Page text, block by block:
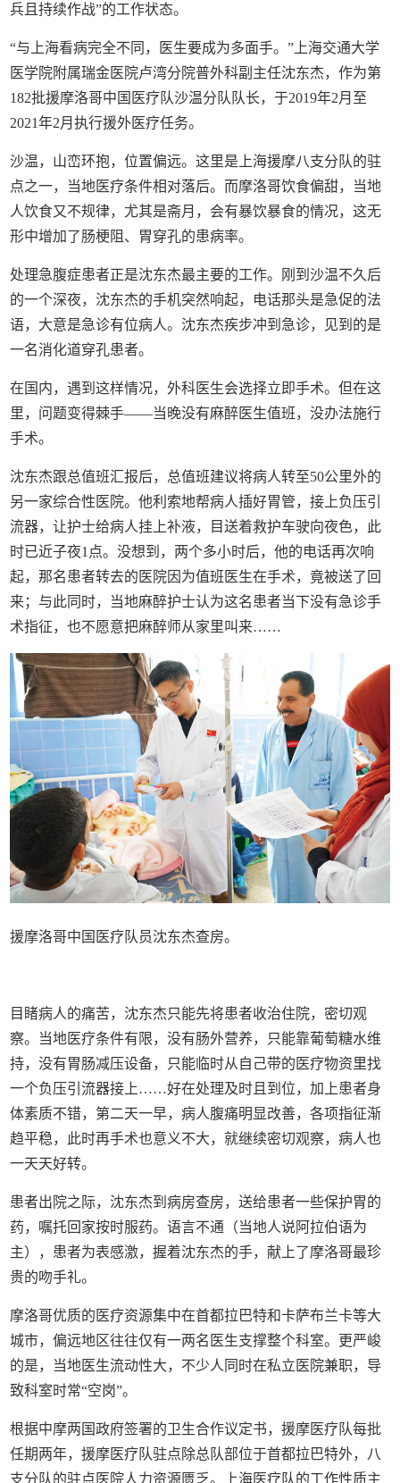
兵且持续作战”的工作状态。
“与上海看病完全不同，医生要成为多面手。”上海交通大学
医学院附属瑞金医院卢湾分院普外科副主任沈东杰，作为第
182批援摩洛哥中国医疗队沙温分队队长，于2019年2月至
2021年2月执行援外医疗任务。
沙温，山峦环抱，位置偏远。这里是上海援摩八支分队的驻
点之一，当地医疗条件相对落后。而摩洛哥饮食偏甜，当地
人饮食又不规律，尤其是斋月，会有暴饮暴食的情况，这无
形中增加了肠梗阻、胃穿孔的患病率。
处理急腹症患者正是沈东杰最主要的工作。刚到沙温不久后
的一个深夜，沈东杰的手机突然响起，电话那头是急促的法
语，大意是急诊有位病人。沈东杰疾步冲到急诊，见到的是
一名消化道穿孔患者。
在国内，遇到这样情况，外科医生会选择立即手术。但在这
里，问题变得棘手——当晚没有麻醉医生值班，没办法施行
手术。
沈东杰跟总值班汇报后，总值班建议将病人转至50公里外的
另一家综合性医院。他利索地帮病人插好胃管，接上负压引
流器，让护士给病人挂上补液，目送着救护车驶向夜色，此
时已近子夜1点。没想到，两个多小时后，他的电话再次响
起，那名患者转去的医院因为值班医生在手术，竟被送了回
来；与此同时，当地麻醉护士认为这名患者当下没有急诊手
术指征，也不愿意把麻醉师从家里叫来……
援摩洛哥中国医疗队员沈东杰查房。
目睹病人的痛苦，沈东杰只能先将患者收治住院，密切观
察。当地医疗条件有限，没有肠外营养，只能靠葡萄糖水维
持，没有胃肠减压设备，只能临时从自己带的医疗物资里找
一个负压引流器接上……好在处理及时且到位，加上患者身
体素质不错，第二天一早，病人腹痛明显改善，各项指征渐
趋平稳，此时再手术也意义不大，就继续密切观察，病人也
一天天好转。
患者出院之际，沈东杰到病房查房，送给患者一些保护胃的
药，嘱托回家按时服药。语言不通（当地人说阿拉伯语为
主），患者为表感激，握着沈东杰的手，献上了摩洛哥最珍
贵的吻手礼。
摩洛哥优质的医疗资源集中在首都拉巴特和卡萨布兰卡等大
城市，偏远地区往往仅有一两名医生支撑整个科室。更严峻
的是，当地医生流动性大，不少人同时在私立医院兼职，导
致科室时常“空岗”。
根据中摩两国政府签署的卫生合作议定书，援摩医疗队每批
任期两年，援摩医疗队驻点除总队部位于首都拉巴特外，八
支分队的驻点医院人力资源匮乏。上海医疗队的工作性质主